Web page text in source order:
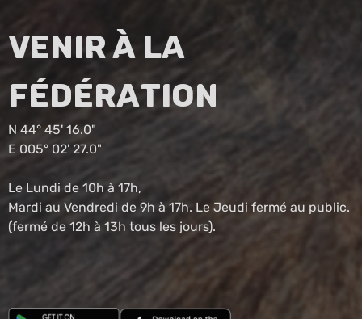
Venir à la
fédération
N 44° 45' 16.0"
E 005° 02' 27.0"
Le Lundi de 10h à 17h,
Mardi au Vendredi de 9h à 17h. Le Jeudi fermé au public.
(fermé de 12h à 13h tous les jours).